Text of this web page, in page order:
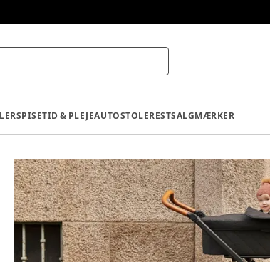
SPISETID & PLEJEAUTOSTOLERESTSALGMÆRKER